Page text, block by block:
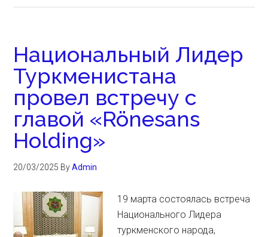
Национальный Лидер
Туркменистана
провел встречу с
главой «Rönesans
Holding»
20/03/2025 ByAdmin
19 марта состоялась встреча
Национального Лидера
туркменского народа,